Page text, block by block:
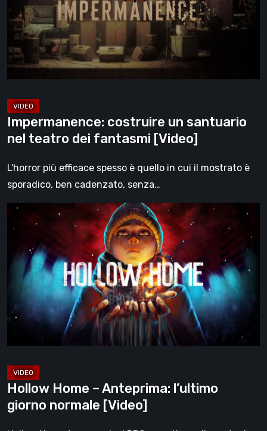
nel
teatro
fantasmi
[Video]
Impermanence: costruire un santuario
nel teatro dei fantasmi [Video]
L'horror più efficace spesso è quello in cui il mostrato è
sporadico, ben cadenzato, senza…
Hollow
Home
Anteprima:
l’ultimo
giorno
normale
Hollow Home – Anteprima: l’ultimo
giorno normale [Video]